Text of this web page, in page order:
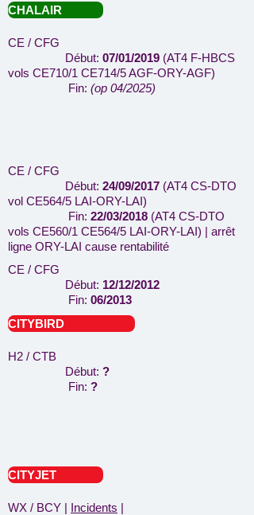
CHALAIR
CE / CFG
Début: 07/01/2019 (AT4 F-HBCS
vols CE710/1 CE714/5 AGF-ORY-AGF)
Fin: (op 04/2025)
CE / CFG
Début: 24/09/2017 (AT4 CS-DTO
vol CE564/5 LAI-ORY-LAI)
Fin: 22/03/2018 (AT4 CS-DTO
vols CE560/1 CE564/5 LAI-ORY-LAI) | arrêt
ligne ORY-LAI cause rentabilité
CE / CFG
Début: 12/12/2012
Fin: 06/2013
CITYBIRD
H2 / CTB
Début: ?
Fin: ?
CITYJET
WX / BCY | Incidents |